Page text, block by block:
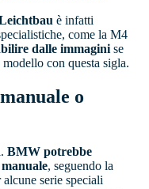
è infatti
come la M4
dalle immagini se
con questa sigla.
o
BMW potrebbe
, seguendo la
serie speciali